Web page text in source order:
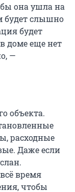
она ушла на
будет слышно
будет
доме еще нет
—
объекта.
расходные
Даже если
время
чтобы